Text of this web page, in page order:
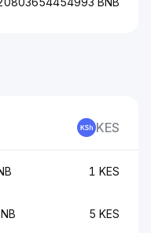
KES
1 KES
5 KES